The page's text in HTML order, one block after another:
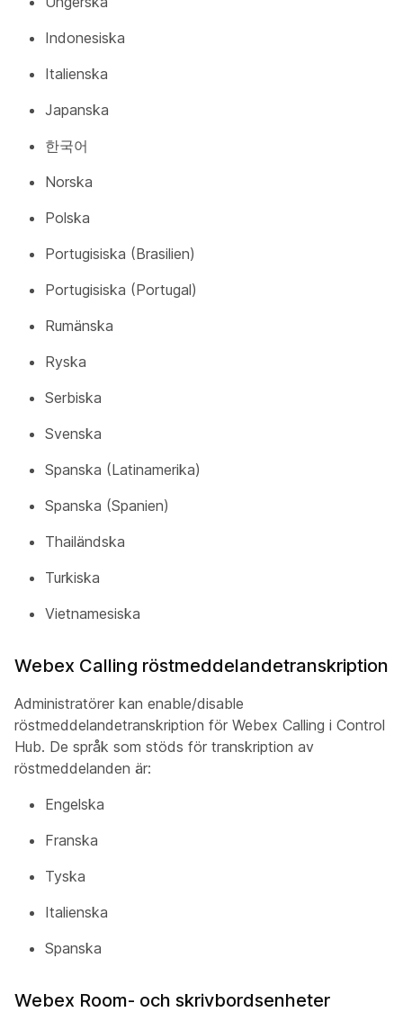
Indonesiska
Italienska
Japanska
한국어
Norska
Polska
Portugisiska (Brasilien)
Portugisiska (Portugal)
Rumänska
Ryska
Serbiska
Svenska
Spanska (Latinamerika)
Spanska (Spanien)
Thailändska
Turkiska
Vietnamesiska
Webex Calling röstmeddelandetranskription
Administratörer kan enable/disable
röstmeddelandetranskription för Webex Calling i Control
Hub. De språk som stöds för transkription av
röstmeddelanden är:
Engelska
Franska
Tyska
Italienska
Spanska
Webex Room- och skrivbordsenheter